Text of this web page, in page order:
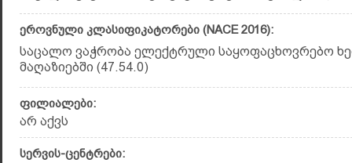
ეროვნული კლასიფიკატორები (NACE 2016):
საცალო ვაჭრობა ელექტრული საყოფაცხოვრებო
მაღაზიებში (47.54.0)
ფილიალები:
არ აქვს
სერვის-ცენტრები: